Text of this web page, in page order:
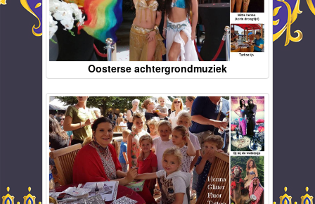
Oosterse achtergrondmuziek